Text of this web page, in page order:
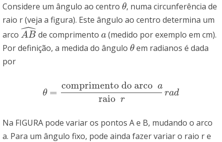
Considere um ângulo ao centro θ
θ, numa circunferência de
raio r (veja a figura). Este ângulo ao centro determina um
arco AB
ˆ
AB^ de comprimento a
a (medido por exemplo em cm).
Por definição, a medida do ângulo θ
θem radianos é dada
por
θ =
comprimento do arco a
raio r
rad
θ=comprimento do arco araio rrad
Na FIGURA pode variar os pontos A e B, mudando o arco
a. Para um ângulo fixo, pode ainda fazer variar o raio r e